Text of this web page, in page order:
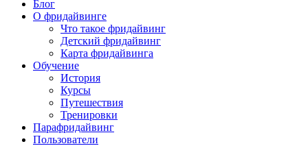
Блог
О фридайвинге
Что такое фридайвинг
Детский фридайвинг
Карта фридайвинга
Обучение
История
Курсы
Путешествия
Тренировки
Парафридайвинг
Пользователи